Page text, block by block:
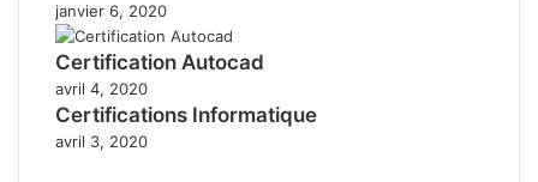
janvier 6, 2020
Certification Autocad
avril 4, 2020
Certifications Informatique
avril 3, 2020